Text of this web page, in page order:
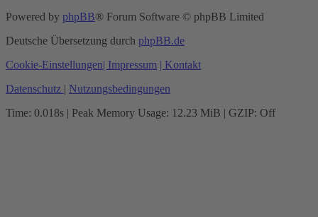
Powered by phpBB® Forum Software © phpBB Limited
Deutsche Übersetzung durch phpBB.de
Cookie-Einstellungen| Impressum | Kontakt
Datenschutz | Nutzungsbedingungen
Time: 0.018s | Peak Memory Usage: 12.23 MiB | GZIP: Off